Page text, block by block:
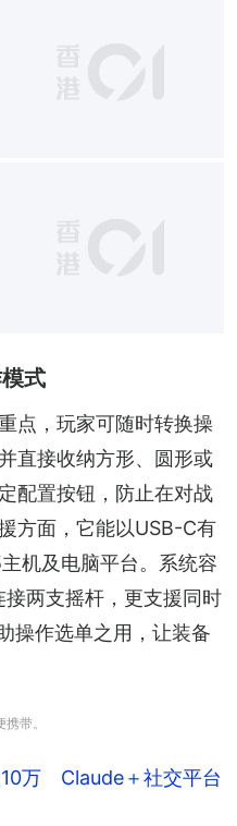
式
点，玩家可随时转换操
直接收纳方形、圆形或
配置按钮，防止在对战
方面，它能以USB-C有
机及电脑平台。系统容
两支摇杆，更支援同时
操作选单之用，让装备
带。
万 Claude＋社交平台